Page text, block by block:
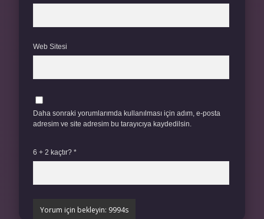
Web Sitesi
Daha sonraki yorumlarımda kullanılması için adım, e-posta
adresim ve site adresim bu tarayıcıya kaydedilsin.
6 + 2 kaçtır? *